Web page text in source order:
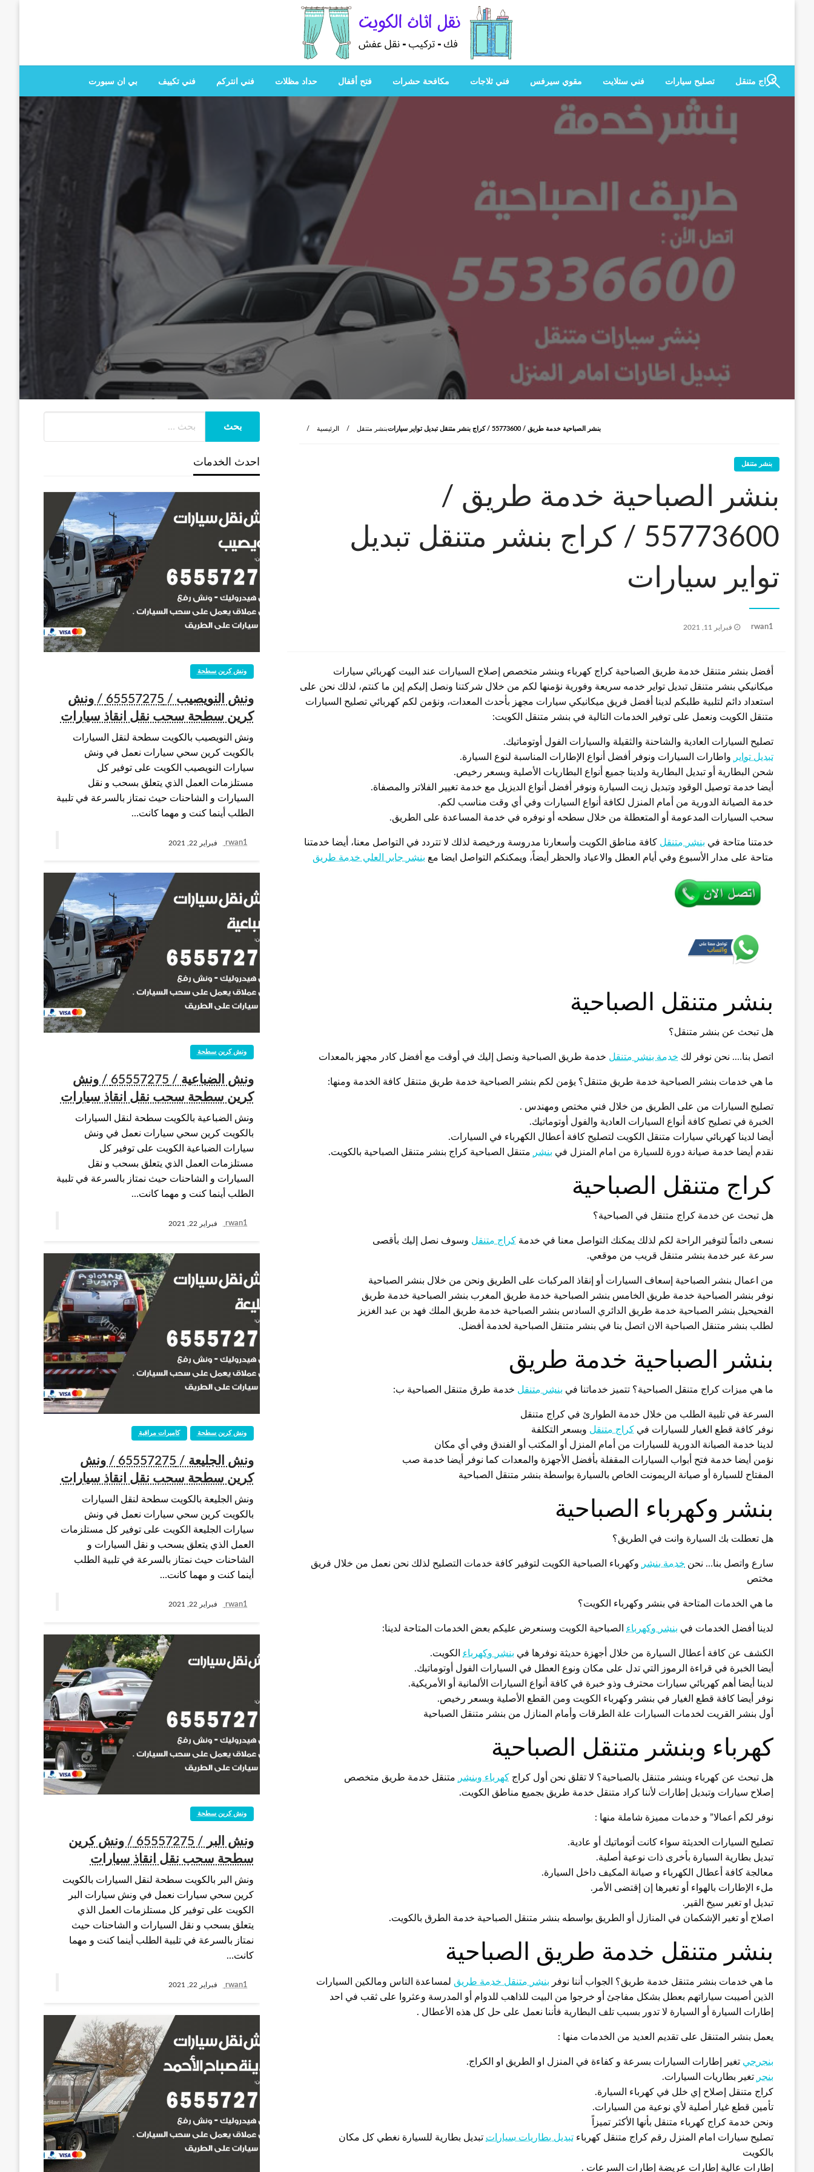
هل تبحث
هل تبحث عن أفضل خدمات بالكويت؟ خدمة فك نقل تركيب صيانة تصليح جميع الخدمات المنزلية في الكويت
كراج متنقل
تصليح سيارات فني ستلايت مقوي سيرفس فني ثلاجات مكافحة حشرات فتح أقفال حداد مظلات فني انتركم فني تكييف بي ان سبورت
الرئيسية بنشر متنقل بنشر الصباحية خدمة طريق / 55773600‬ / كراج بنشر متنقل تبديل تواير سيارات
بنشر متنقل
بنشر الصباحية خدمة طريق /
55773600‬ / كراج بنشر متنقل تبديل
تواير سيارات
rwan1
نُشر
فبراير 11, 2021
أفضل بنشر متنقل خدمة طريق الصباحية كراج كهرباء وبنشر متخصص إصلاح السيارات عند البيت كهربائي سيارات
ميكانيكي بنشر متنقل تبديل تواير خدمه سريعة وفورية نؤمنها لكم من خلال شركتنا ونصل إليكم إين ما كنتم، لذلك نحن على
استعداد دائم لتلبية طلبكم لدينا أفضل فريق ميكانيكي سيارات مجهز بأحدث المعدات، ونؤمن لكم كهربائي تصليح السيارات
متنقل الكويت ونعمل على توفير الخدمات التالية في بنشر متنقل الكويت:
تصليح السيارات العادية والشاحنة والثقيلة والسيارات الفول أوتوماتيك.
تبديل تواير
واطارات السيارات ونوفر أفضل أنواع الإطارات المناسبة لنوع السيارة.
شحن البطارية أو تبديل البطارية ولدينا جميع أنواع البطاريات الأصلية وبسعر رخيص.
أيضا خدمة توصيل الوقود وتبديل زيت السيارة ونوفر أفضل أنواع الديزيل مع خدمة تغيير الفلاتر والمصفاة.
خدمة الصيانة الدورية من أمام المنزل لكافة أنواع السيارات وفي أي وقت مناسب لكم.
سحب السيارات المدعومة أو المتعطلة من خلال سطحه أو نوفره في خدمة المساعدة على الطريق.
خدمتنا متاحة في بنشر متنقل كافة مناطق الكويت وأسعارنا مدروسة ورخيصة لذلك لا تتردد في التواصل معنا، أيضا خدمتنا
متاحة على مدار الأسبوع وفي أيام العطل والاعياد والحظر أيضاً، ويمكنكم التواصل ايضا مع بنشر جابر العلي خدمة طريق
بنشر متنقل الصباحية
هل تبحث عن بنشر متنقل؟
اتصل بنا…. نحن نوفر لك خدمة بنشر متنقل خدمة طريق الصباحية ونصل إليك في أوقت مع أفضل كادر مجهز بالمعدات
ما هي خدمات بنشر الصباحية خدمة طريق متنقل؟ يؤمن لكم بنشر الصباحية خدمة طريق متنقل كافة الخدمة ومنها:
تصليح السيارات من على الطريق من خلال فني مختص ومهندس .
الخبرة في تصليح كافة أنواع السيارات العادية والفول أوتوماتيك.
أيضا لدينا كهربائي سيارات متنقل الكويت لتصليح كافة أعطال الكهرباء في السيارات.
نقدم أيضا خدمة صيانة دورة للسيارة من امام المنزل في بنشر متنقل الصباحية كراج بنشر متنقل الصباحية بالكويت.
كراج متنقل الصباحية
هل تبحث عن خدمة كراج متنقل في الصباحية؟
نسعى دائماً لتوفير الراحة لكم لذلك يمكنك التواصل معنا في خدمة كراج متنقل وسوف نصل إليك بأقصى
سرعة عبر خدمة بنشر متنقل قريب من موقعي.
من اعمال بنشر الصباحية إسعاف السيارات أو إنقاذ المركبات على الطريق ونحن من خلال بنشر الصباحية
نوفر بنشر الصباحية خدمة طريق الخامس بنشر الصباحية خدمة طريق المغرب بنشر الصباحية خدمة طريق
الفحيحيل بنشر الصباحية خدمة طريق الدائري السادس بنشر الصباحية خدمة طريق الملك فهد بن عبد الغزيز
لطلب بنشر متنقل الصباحية الان اتصل بنا في بنشر متنقل الصباحية لخدمة أفضل.
بنشر الصباحية خدمة طريق
ما هي ميزات كراج متنقل الصباحية؟ تتميز خدماتنا في بنشر متنقل خدمة طرق متنقل الصباحية ب:
السرعة في تلبية الطلب من خلال خدمة الطوارئ في كراج متنقل
نوفر كافة قطع الغيار للسيارات في كراج متنقل وبسعر التكلفة
لدينا خدمة الصيانة الدورية للسيارات من أمام المنزل أو المكتب أو الفندق وفي أي مكان
نؤمن أيضا خدمة فتح أبواب السيارات المقفلة بأفضل الأجهزة والمعدات كما نوفر أيضا خدمة صب
المفتاح للسيارة أو صيانة الريمونت الخاص بالسيارة بواسطة بنشر متنقل الصباحية
بنشر وكهرباء الصباحية
هل تعطلت بك السيارة وانت في الطريق؟
سارع واتصل بنا… نحن خدمة بنشر
وكهرباء الصباحية الكويت لتوفير كافة خدمات التصليح لذلك نحن نعمل من خلال فريق
مختص
ما هي الخدمات المتاحة في بنشر وكهرباء الكويت؟
لدينا أفضل الخدمات في بنشر وكهرباء الصباحية الكويت وسنعرض عليكم بعض الخدمات المتاحة لدينا:
الكشف عن كافة أعطال السيارة من خلال أجهزة حديثة نوفرها في بنشر وكهرباء الكويت.
أيضا الخبرة في قراءة الرموز التي تدل على مكان ونوع العطل في السيارات الفول أوتوماتيك.
لدينا أيضا أهم كهربائي سيارات محترف وذو خبرة في كافة أنواع السيارات الألمانية أو الأمريكية.
نوفر أيضا كافة قطع الغيار في بنشر وكهرباء الكويت ومن القطع الأصلية وبسعر رخيص.
أول بنشر القريت لخدمات السيارات علة الطرقات وأمام المنازل من بنشر متنقل الصباحية
كهرباء وبنشر متنقل الصباحية
هل تبحث عن كهرباء وبنشر متنقل بالصباحية؟ لا تقلق نحن أول كراج كهرباء وبنشر
متنقل خدمة طريق متخصص
إصلاح سيارات وتبديل إطارات لأننا كراد متنقل خدمة طريق بجميع مناطق الكويت.
نوفر لكم أعمالا” و خدمات مميزة شاملة منها :
تصليح السيارات الحديثة سواء كانت أتوماتيك أو عادية.
تبديل بطارية السيارة بأخرى ذات نوعية أصلية.
معالجة كافة أعطال الكهرباء و صيانة المكيف داخل السيارة.
ملء الإطارات بالهواء أو تغيرها إن إقتضى الأمر.
تبديل او تغير سيخ القير.
اصلاح أو تغير الإشكمان في المنازل أو الطريق بواسطه بنشر متنقل الصباحية خدمة الطرق بالكويت.
بنشر متنقل خدمة طريق الصباحية
ما هي خدمات بنشر متنقل خدمة طريق؟ الجواب أننا نوفر بنشر متنقل خدمة طريق لمساعدة الناس ومالكين السيارات
الذين أصيبت سياراتهم بعطل بشكل مفاجئ أو خرجوا من البيت للذاهب للدوام أو المدرسة وعثروا على ثقب في احد
إطارات السيارة أو السيارة لا تدور بسبب تلف البطارية فأننا نعمل على حل كل هذه الأعطال .
يعمل بنشر المتنقل على تقديم العديد من الخدمات منها :
بنجرجي تغير إطارات السيارات بسرعة و كفاءة في المنزل او الطريق او الكراج.
بنجر تغير بطاريات السيارات.
كراج متنقل إصلاح إي خلل في كهرباء السيارة.
تأمين قطع غيار أصلية لأي نوعية من السيارات.
ونحن خدمة كراج كهرباء متنقل بأنها الأكثر تميزاً
تصليح سيارات امام المنزل رقم كراج متنقل كهرباء تبديل بطاريات سيارات تبديل بطارية للسيارة نغطي كل مكان
بالكويت
إطارات عالية إطارات عريضة إطارات السرعات .
احدث الخدمات
ونش كرين سطحة
ونش النويصيب / 65557275 / ونش
كرين سطحة سحب نقل انقاذ سيارات
ونش النويصيب بالكويت سطحة لنقل السيارات
بالكويت كرين سحي سيارات نعمل في ونش
سيارات النويصيب الكويت على توفير كل
مستلزمات العمل الذي يتعلق بسحب و نقل
السيارات و الشاحنات حيث نمتاز بالسرعة في تلبية
الطلب أينما كنت و مهما كانت…
rwan1 فبراير 22, 2021
ونش كرين سطحة
ونش الضباعية / 65557275 / ونش
كرين سطحة سحب نقل انقاذ سيارات
ونش الضباعية بالكويت سطحة لنقل السيارات
بالكويت كرين سحي سيارات نعمل في ونش
سيارات الضباعية الكويت على توفير كل
مستلزمات العمل الذي يتعلق بسحب و نقل
السيارات و الشاحنات حيث نمتاز بالسرعة في تلبية
الطلب أينما كنت و مهما كانت…
rwan1 فبراير 22, 2021
كاميرات مراقبة ونش كرين سطحة
ونش الجليعة / 65557275 / ونش
كرين سطحة سحب نقل انقاذ سيارات
ونش الجليعة بالكويت سطحة لنقل السيارات
بالكويت كرين سحي سيارات نعمل في ونش
سيارات الجليعة الكويت على توفير كل مستلزمات
العمل الذي يتعلق بسحب و نقل السيارات و
الشاحنات حيث نمتاز بالسرعة في تلبية الطلب
أينما كنت و مهما كانت…
rwan1 فبراير 22, 2021
ونش كرين سطحة
ونش البر / 65557275 / ونش كرين
سطحة سحب نقل انقاذ سيارات
ونش البر بالكويت سطحة لنقل السيارات بالكويت
كرين سحي سيارات نعمل في ونش سيارات البر
الكويت على توفير كل مستلزمات العمل الذي
يتعلق بسحب و نقل السيارات و الشاحنات حيث
نمتاز بالسرعة في تلبية الطلب أينما كنت و مهما
كانت…
rwan1 فبراير 22, 2021